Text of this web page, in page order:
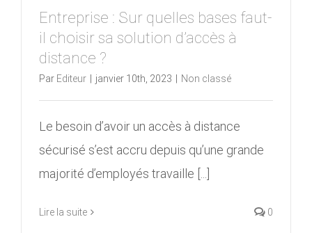
Entreprise : Sur quelles bases faut-
il choisir sa solution d’accès à
distance ?
Par Editeur janvier 10th, 2023 Non classé
Le besoin d’avoir un accès à distance
sécurisé s’est accru depuis qu’une grande
majorité d’employés travaille [...]
Lire la suite 0